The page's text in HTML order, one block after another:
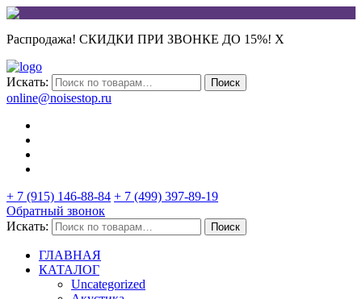
Распродажа! СКИДКИ ПРИ ЗВОНКЕ ДО 15%! X
Искать: Поиск
online@noisestop.ru
+ 7 (915) 146-88-84 + 7 (499) 397-89-19
Обратный звонок
Искать:
Поиск
ГЛАВНАЯ
КАТАЛОГ
Uncategorized